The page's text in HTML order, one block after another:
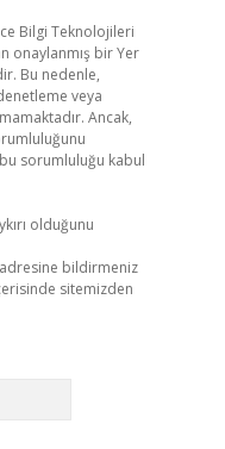
Bilgi Teknolojileri
onaylanmış bir Yer
Bu nedenle,
veya
Ancak,
sorumluluğu kabul
olduğunu
adresine bildirmeniz
sitemizden